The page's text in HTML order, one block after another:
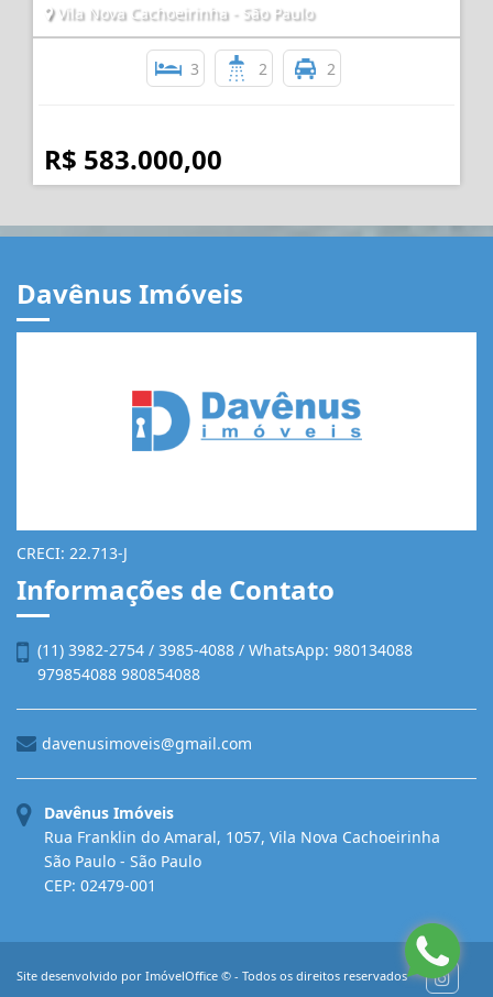
Vila Nova Cachoeirinha - São Paulo
3 2 2
R$ 583.000,00
Davênus Imóveis
CRECI: 22.713-J
Informações de Contato
(11) 3982-2754 / 3985-4088 / WhatsApp: 980134088
979854088 980854088
davenusimoveis@gmail.com
Davênus Imóveis
Rua Franklin do Amaral, 1057, Vila Nova Cachoeirinha
São Paulo - São Paulo
CEP: 02479-001
Site desenvolvido por ImóvelOffice © - Todos os direitos reservados